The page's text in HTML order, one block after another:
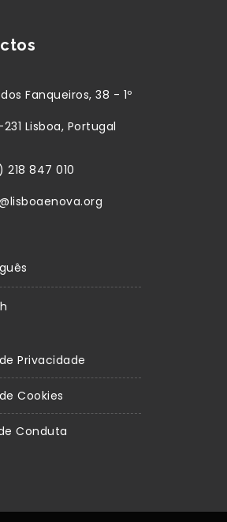
Fanqueiros, 38 - 1º
231 Lisboa, Portugal
218 847 010
Privacidade
Cookies
Conduta